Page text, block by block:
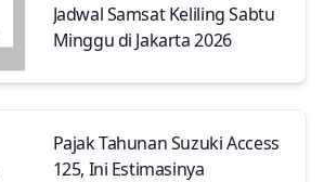
Jadwal Samsat Keliling Sabtu
Minggu di Jakarta 2026
Pajak Tahunan Suzuki Access
125, Ini Estimasinya